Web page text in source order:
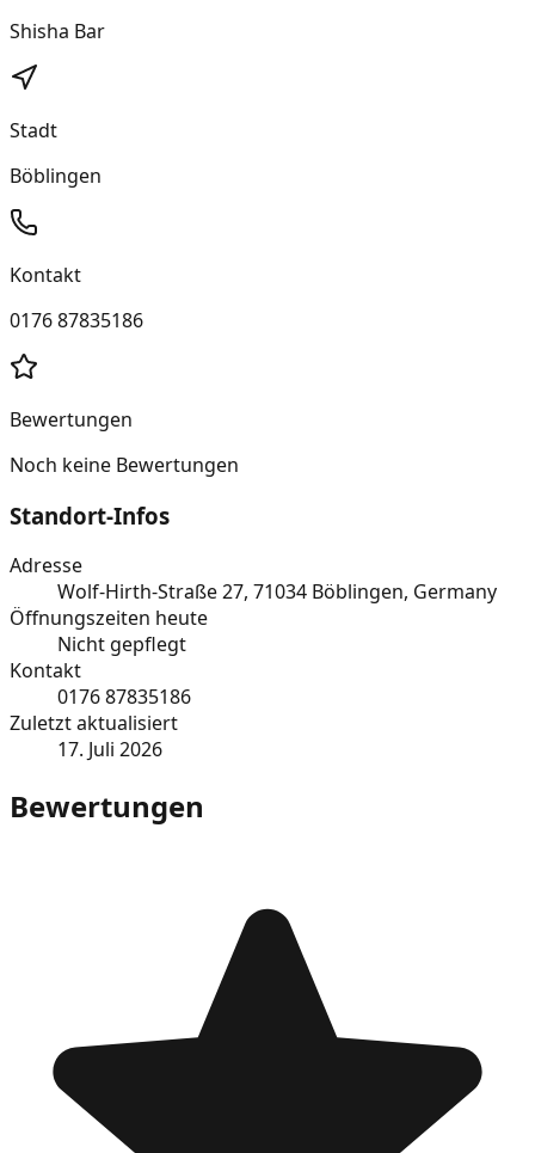
Shisha Bar
Stadt
Böblingen
Kontakt
0176 87835186
Bewertungen
Noch keine Bewertungen
Standort-Infos
Adresse
Wolf-Hirth-Straße 27, 71034 Böblingen, Germany
Öffnungszeiten heute
Nicht gepflegt
Kontakt
0176 87835186
Zuletzt aktualisiert
17. Juli 2026
Bewertungen